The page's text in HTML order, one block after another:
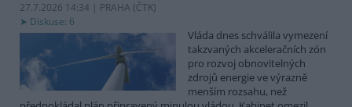
27.7.2026 14:34 | PRAHA (ČTK)
Diskuse: 6
Vláda dnes schválila vymezení
takzvaných akceleračních zón
pro rozvoj obnovitelných
zdrojů energie ve výrazně
menším rozsahu, než